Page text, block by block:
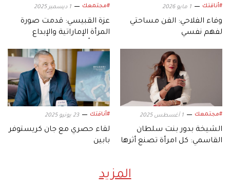
#أناقتك 1 مايو 2026
وفاء الفلاحي: الفن مساحتي
لفهم نفسي
#مجتمعك 1 ديسمبر 2025
عزة القبيسي: قدمت صورة
المرأة الإماراتية والإبداع
#مجتمعك 1 أغسطس 2025
الشيخة بدور بنت سلطان
القاسمي: كل امرأة تصنع أثرها
#أناقتك 23 يونيو 2025
لقاء حصري مع جان كريستوفر
بابين
المزيد